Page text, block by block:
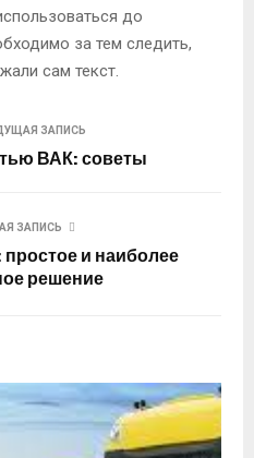
до
за тем следить,
сам текст.
ЗАПИСЬ
ВАК: советы
ЗАПИСЬ
простое и наиболее
решение